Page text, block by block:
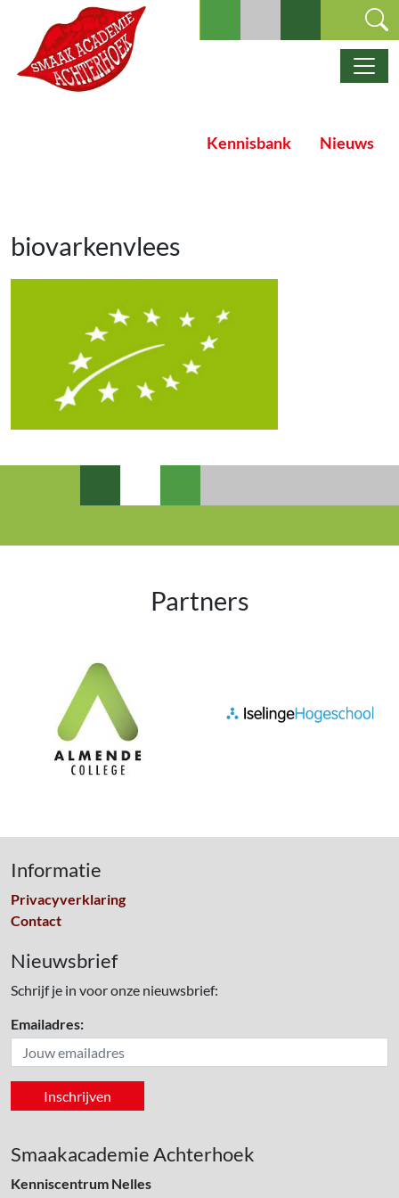
Ga naar de inhoud
Hoofdnavigatie
Kennisbank Nieuws
biovarkenvlees
Partners
Informatie
Privacyverklaring
Contact
Nieuwsbrief
Schrijf je in voor onze nieuwsbrief:
Emailadres:
Smaakacademie Achterhoek
Kenniscentrum Nelles